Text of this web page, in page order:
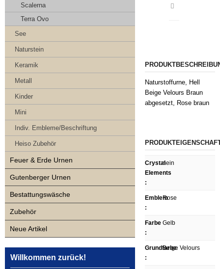
Naturstoffurne, Hell
Beige Velours Braun
abgesetzt, Rose braun
Crystal
Elements
:
nein
Emblem
:
Rose
Farbe
:
Gelb
Grundfarbe
:
Beige Velours
Scalerna
Terra Ovo
See
Naturstein
Keramik
Metall
Kinder
Mini
Indiv. Embleme/Beschriftung
Heiso Zubehör
Feuer & Erde Urnen
Gutenberger Urnen
Bestattungswäsche
Zubehör
Neue Artikel
Willkommen zurück!